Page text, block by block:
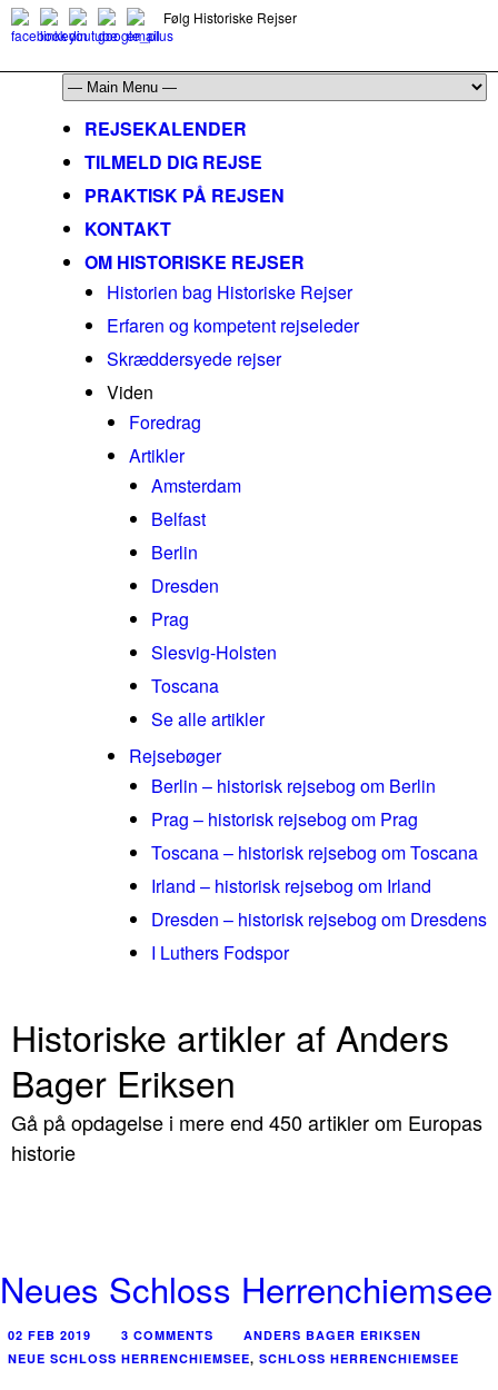
Følg Historiske Rejser
REJSEKALENDER
TILMELD DIG REJSE
PRAKTISK PÅ REJSEN
KONTAKT
OM HISTORISKE REJSER
Historien bag Historiske Rejser
Erfaren og kompetent rejseleder
Skræddersyede rejser
Viden
Foredrag
Artikler
Amsterdam
Belfast
Berlin
Dresden
Prag
Slesvig-Holsten
Toscana
Se alle artikler
Rejsebøger
Berlin – historisk rejsebog om Berlin
Prag – historisk rejsebog om Prag
Toscana – historisk rejsebog om Toscana
Irland – historisk rejsebog om Irland
Dresden – historisk rejsebog om Dresdens
I Luthers Fodspor
Historiske artikler af Anders
Bager Eriksen
Gå på opdagelse i mere end 450 artikler om Europas
historie
Neues Schloss Herrenchiemsee
02 FEB 2019 3 COMMENTS
ANDERS BAGER ERIKSEN
NEUE SCHLOSS HERRENCHIEMSEE, SCHLOSS HERRENCHIEMSEE